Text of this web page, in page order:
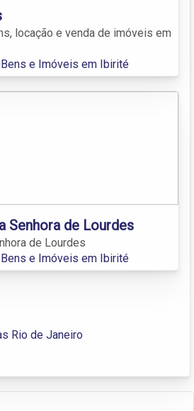
locação e venda de imóveis em
e Imóveis em Ibirité
Senhora de Lourdes
de Lourdes
e Imóveis em Ibirité
Rio de Janeiro